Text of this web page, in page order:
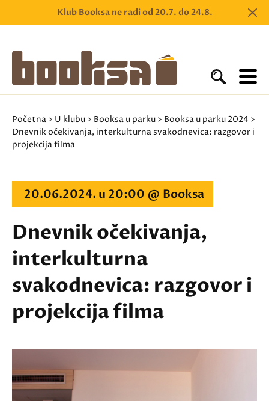
Klub Booksa ne radi od 20.7. do 24.8.
Početna > U klubu > Booksa u parku > Booksa u parku 2024 >
Dnevnik očekivanja, interkulturna svakodnevica: razgovor i
projekcija filma
20.06.2024. u 20:00 @ Booksa
Dnevnik očekivanja,
interkulturna
svakodnevica: razgovor i
projekcija filma